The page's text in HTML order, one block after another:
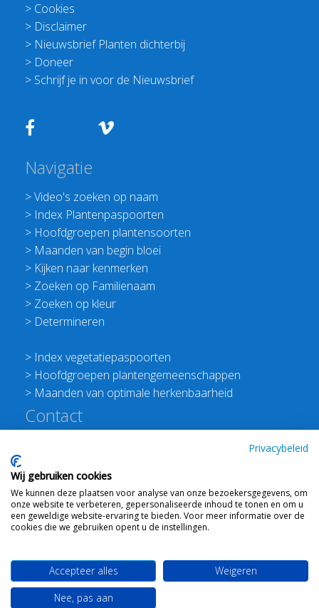
> Cookies
> Disclaimer
> Nieuwsbrief Planten dichterbij
> Doneer
> Schrijf je in voor de Nieuwsbrief
Navigatie
>Video's zoeken op naam
> Index Plantenpaspoorten
> Hoofdgroepen plantensoorten
> Maanden van begin bloei
> Kijken naar kenmerken
> Zoeken op Familienaam
> Zoeken op kleur
> Determineren
> Index vegetatiepaspoorten
> Hoofdgroepen plantengemeenschappen
> Maanden van optimale herkenbaarheid
Contact
E:info@floravannederland.nl
Plein 1992 70F 6221JP Maastricht
T: 06 41237586
KVK: 76114821 btw: NL860512289B01
WebdesignTon Haexvoor © 2008 - 2026 Flora van
Privacybeleid
Wij gebruiken cookies
We kunnen deze plaatsen voor analyse van onze bezoekersgegevens, om
onze website te verbeteren, gepersonaliseerde inhoud te tonen en om u
een geweldige website-ervaring te bieden. Voor meer informatie over de
cookies die we gebruiken opent u de instellingen.
Accepteer alles
Weigeren
Nee, pas aan